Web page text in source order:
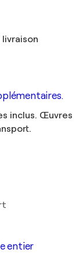
inclus. Œuvres
entier